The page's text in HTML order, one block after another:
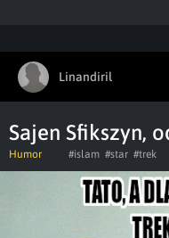
Linandiril
Sajen Sfikszyn,
Humor #islam #star #trek